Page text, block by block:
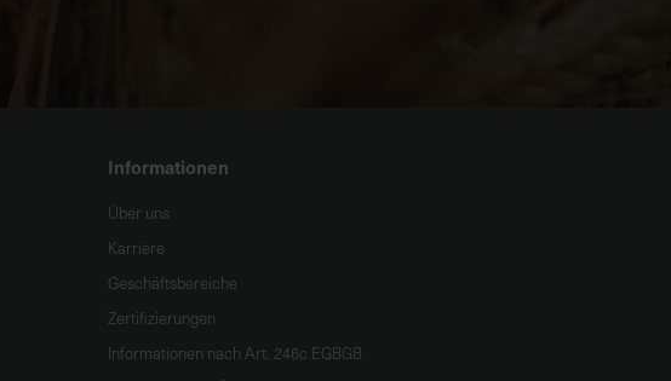
Informationen
Über uns
Karriere
Geschäftsbereiche
Zertifizierungen
Informationen nach Art. 246c EGBGB